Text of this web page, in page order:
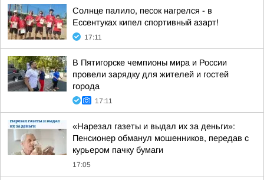
Солнце палило, песок нагрелся - в
Ессентуках кипел спортивный азарт!
17:11
В Пятигорске чемпионы мира и России
провели зарядку для жителей и гостей
города
17:11
«Нарезал газеты и выдал их за деньги»:
Пенсионер обманул мошенников, передав с
курьером пачку бумаги
17:05